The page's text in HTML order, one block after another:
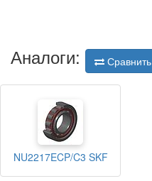
Аналоги: Сравнить
NU2217ECP/C3 SKF